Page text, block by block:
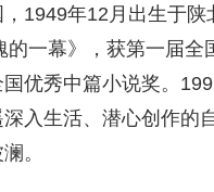
1949年12月出生于陕
的一幕》，获第一届
国优秀中篇小说奖。
入生活、潜心创作的
。